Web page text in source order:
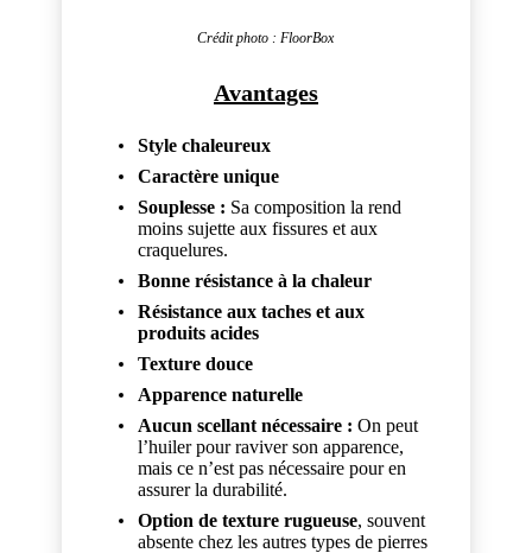
Crédit photo : FloorBox
Avantages
Style chaleureux
Caractère unique
Souplesse : Sa composition la rend
moins sujette aux fissures et aux
craquelures.
Bonne résistance à la chaleur
Résistance aux taches et aux
produits acides
Texture douce
Apparence naturelle
Aucun scellant nécessaire :On peut
l’huiler pour raviver son apparence,
mais ce n’est pas nécessaire pour en
assurer la durabilité.
Option de texture rugueuse, souvent
absente chez les autres types de pierres